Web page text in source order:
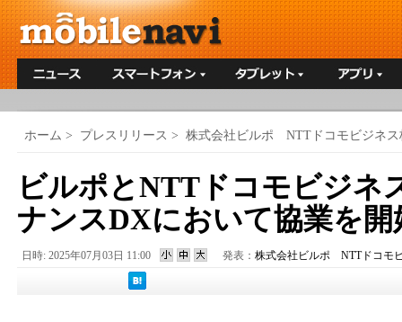
ホーム > プレスリリース > 株式会社ビルポ NTTドコモビジネス
ビルポとNTTドコモビジネ
ナンスDXにおいて協業を開
日時: 2025年07月03日 11:00 発表： 株式会社ビルポ NTTドコモ